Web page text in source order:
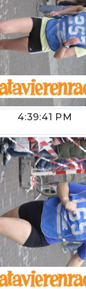
4:39:41 PM